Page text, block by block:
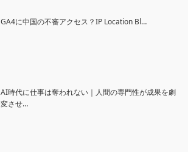
GA4に中国の不審アクセス？IP Location Bl…
AI時代に仕事は奪われない｜人間の専門性が成果を劇
変させ…